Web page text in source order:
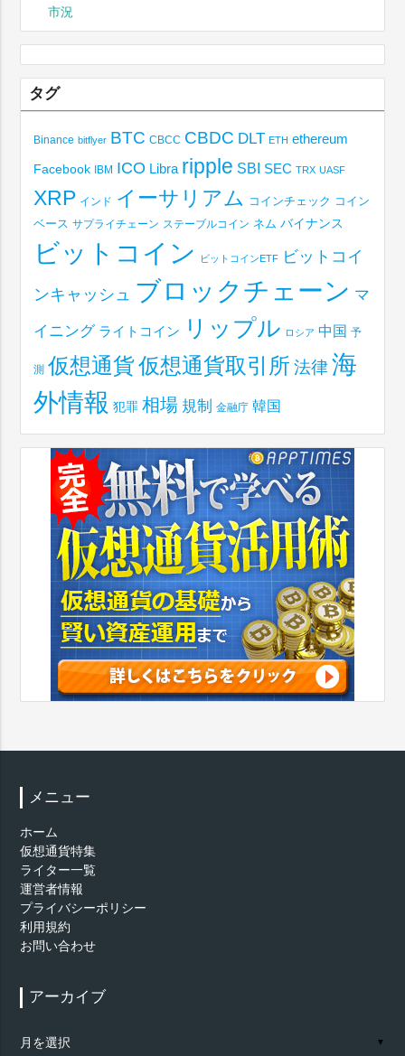
市況
タグ
Binance bitflyer BTC CBCC CBDC DLT ETH ethereum
Facebook IBM ICO Libra ripple SBI SEC TRX UASF
XRP インド イーサリアム コインチェック コイン
ベース サプライチェーン ステーブルコイン ネム バイナンス
ビットコイン ビットコインETF ビットコイ
ンキャッシュ ブロックチェーン マ
イニング ライトコイン リップル ロシア 中国 予
測 仮想通貨仮想通貨取引所 法律 海
外情報 犯罪 相場 規制 金融庁 韓国
メニュー
ホーム
仮想通貨特集
ライター一覧
運営者情報
プライバシーポリシー
利用規約
お問い合わせ
アーカイブ
ー
▼